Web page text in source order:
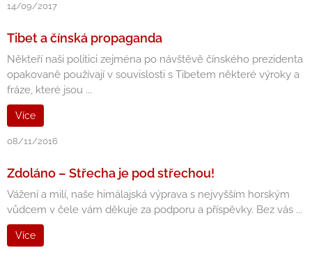
14/09/2017
Tibet a čínská propaganda
Někteří naši politici zejména po návštěvě čínského prezidenta
opakovaně používají v souvislosti s Tibetem některé výroky a
fráze, které jsou ...
Více
08/11/2016
Zdoláno – Střecha je pod střechou!
Vážení a milí, naše himálajská výprava s nejvyšším horským
vůdcem v čele vám děkuje za podporu a příspěvky. Bez vás ...
Více